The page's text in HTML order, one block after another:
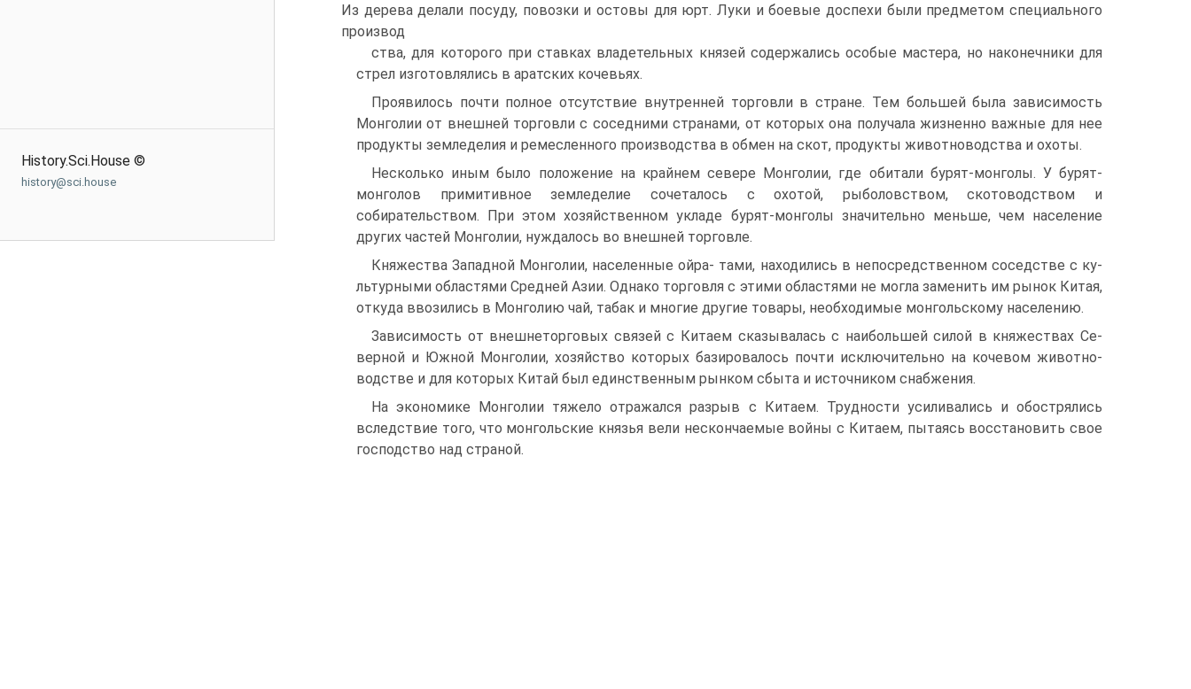
History.Sci.House ©
history@sci.house
Из дерева делали посуду, повозки и остовы для юрт. Луки и бое­вые доспехи были предметом специального
производ­
ства, для которого при ставках владетельных князей содержались особые мастера, но наконечники для
стрел изготовлялись в аратских кочевьях.
Проявилось почти полное отсутствие внутренней торговли в стране. Тем большей была зависимость
Монголии от внешней торговли с соседними страна­ми, от которых она получала жизненно важные для нее
продукты земледелия и ремесленного производ­ства в обмен на скот, продукты животноводства и охоты.
Несколько иным было положение на крайнем севе­ре Монголии, где обитали бурят-монголы. У бурят-
монголов примитивное земледелие сочеталось с охо­той, рыболовством, скотоводством и
собирательством. При этом хозяйственном укладе бурят-монголы зна­чительно меньше, чем население
других частей Мон­голии, нуждалось во внешней торговле.
Княжества Западной Монголии, населенные ойра- тами, находились в непосредственном соседстве с ку­
льтурными областями Средней Азии. Однако торгов­ля с этими областями не могла заменить им рынок Китая,
откуда ввозились в Монголию чай, табак и многие другие товары, необходимые монгольскому населению.
Зависимость от внешнеторговых связей с Китаем сказывалась с наибольшей силой в княжествах Се­
верной и Южной Монголии, хозяйство которых бази­ровалось почти исключительно на кочевом животно­
водстве и для которых Китай был единственным рын­ком сбыта и источником снабжения.
На экономике Монголии тяжело отражался раз­рыв с Китаем. Трудности усиливались и обострялись
вследствие того, что монгольские князья вели нескон­чаемые войны с Китаем, пытаясь восстановить свое
господство над страной.